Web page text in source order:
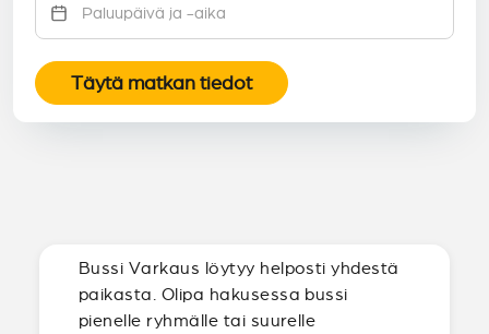
Täytä matkan tiedot
Bussi Varkaus löytyy helposti yhdestä
paikasta. Olipa hakusessa bussi
pienelle ryhmälle tai suurelle